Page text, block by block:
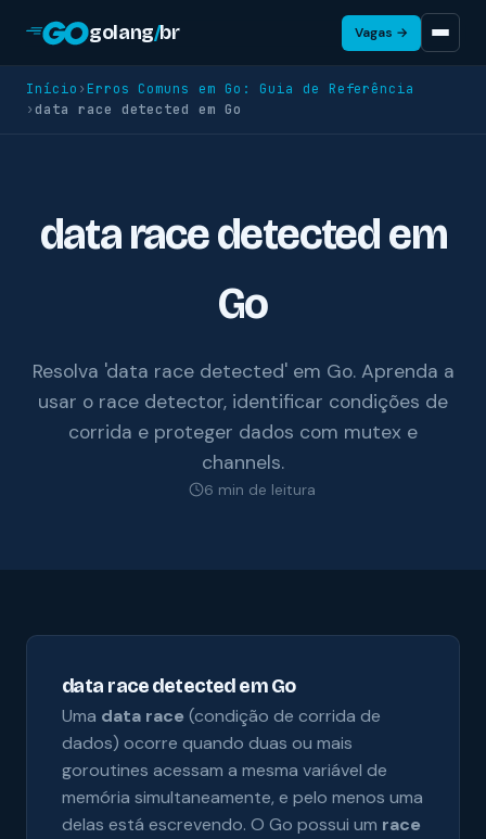
golang/br Vagas →
Início › Erros Comuns em Go: Guia de Referência
›data race detected em Go
data race detected em
Go
Resolva 'data race detected' em Go. Aprenda a
usar o race detector, identificar condições de
corrida e proteger dados com mutex e
channels.
6 min de leitura
data race detected em Go
Uma data race (condição de corrida de
dados) ocorre quando duas ou mais
goroutines acessam a mesma variável de
memória simultaneamente, e pelo menos uma
delas está escrevendo. O Go possui um race